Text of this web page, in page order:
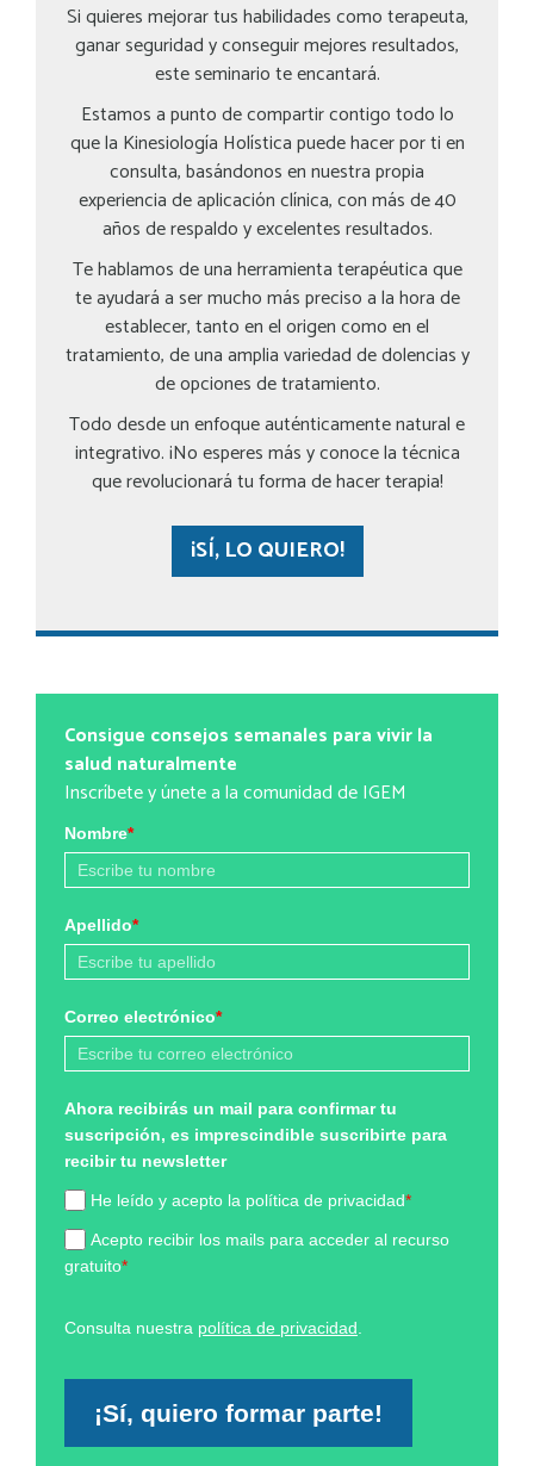
Si quieres mejorar tus habilidades como terapeuta,
ganar seguridad y conseguir mejores resultados,
este seminario te encantará.
Estamos a punto de compartir contigo todo lo
que la Kinesiología Holística puede hacer por ti en
consulta, basándonos en nuestra propia
experiencia de aplicación clínica, con más de 40
años de respaldo y excelentes resultados.
Te hablamos de una herramienta terapéutica que
te ayudará a ser mucho más preciso a la hora de
establecer, tanto en el origen como en el
tratamiento, de una amplia variedad de dolencias y
de opciones de tratamiento.
Todo desde un enfoque auténticamente natural e
integrativo. ¡No esperes más y conoce la técnica
que revolucionará tu forma de hacer terapia!
¡SÍ, LO QUIERO!
Consigue consejos semanales para vivir la
salud naturalmente
Inscríbete y únete a la comunidad de IGEM
Nombre*
Apellido*
Correo electrónico*
Ahora recibirás un mail para confirmar tu
suscripción, es imprescindible suscribirte para
recibir tu newsletter
He leído y acepto la política de privacidad*
Acepto recibir los mails para acceder al recurso
gratuito*
Consulta nuestra política de privacidad
¡Sí, quiero formar parte!